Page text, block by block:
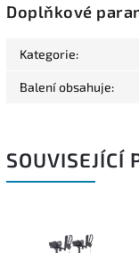
Doplňkové
Kategorie:
Balení obsahuje:
SOUVISEJÍCÍ